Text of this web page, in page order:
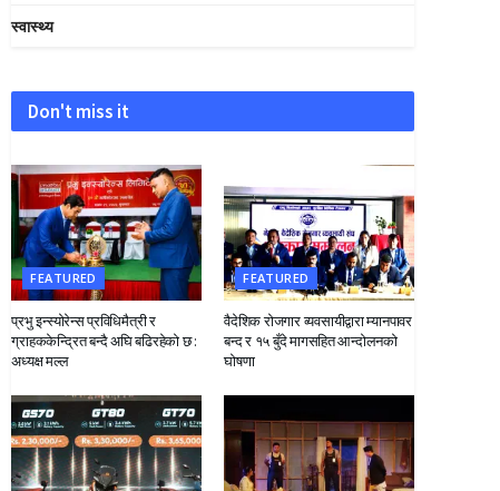
स्वास्थ्य
Don't miss it
FEATURED
प्रभु इन्स्योरेन्स प्रविधिमैत्री र
ग्राहककेन्द्रित बन्दै अघि बढिरहेको छ :
अध्यक्ष मल्ल
FEATURED
वैदेशिक रोजगार व्यवसायीद्वारा म्यानपावर
बन्द र १५ बुँदे मागसहित आन्दोलनको
घोषणा